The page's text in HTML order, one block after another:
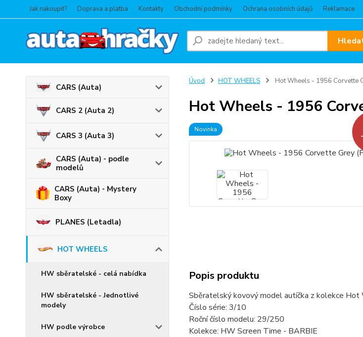
Jak nakoupit? Doprava a platba Kontakty Obchodní podmínky Ochrana osobních údajů Reklamace
CARS (Auta)
CARS 2 (Auta 2)
CARS 3 (Auta 3)
CARS (Auta) - podle
modelů
CARS (Auta) - Mystery
Boxy
PLANES (Letadla)
HOT WHEELS
HW sběratelské - celá nabídka
HW sběratelské - Jednotlivé
modely
HW podle výrobce
Úvod HOT WHEELS Hot Wheels - 1956 Corvette
Hot Wheels - 1956
Novinka
Popis produktu
Sběratelský kovový model autíčka z kolekce
Číslo série: 3/10
Roční číslo modelu: 29/250
Kolekce: HW Screen Time - BARBIE